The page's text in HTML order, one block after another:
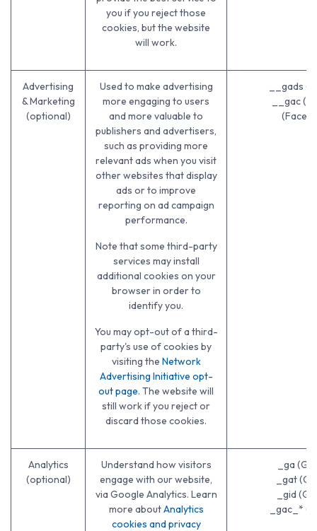
you if you reject those
cookies, but the website
will work.
Advertising
& Marketing
(optional)
Used to make advertising
more engaging to users
and more valuable to
publishers and advertisers,
such as providing more
relevant ads when you visit
other websites that display
ads or to improve
reporting on ad campaign
performance.
Note that some third-party
services may install
additional cookies on your
browser in order to
identify you.
You may opt-out of a third-
party's use of cookies by
visiting the Network
Advertising Initiative opt-
out page. The website will
still work if you reject or
discard those cookies.
__gads
__gac
Analytics
(optional)
Understand how visitors
engage with our website,
via Google Analytics. Learn
more aboutAnalytics
cookies and privacy
_ga
_gat
_gid
_gac_*